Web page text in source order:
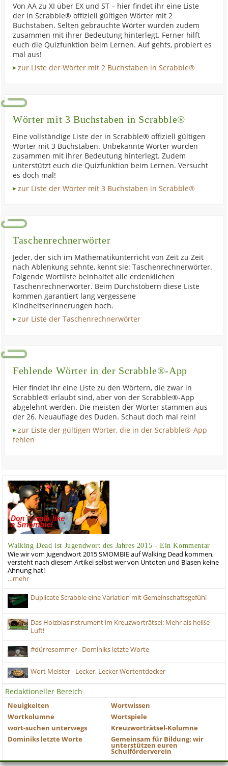
Von AA zu XI über EX und ST – hier findet ihr eine Liste
der in Scrabble® offiziell gültigen Wörter mit 2
Buchstaben. Selten gebrauchte Wörter wurden zudem
zusammen mit ihrer Bedeutung hinterlegt. Ferner hilft
euch die Quizfunktion beim Lernen. Auf gehts, probiert es
mal aus!
zur Liste der Wörter mit 2 Buchstaben in Scrabble®
Wörter mit 3 Buchstaben in Scrabble®
Eine vollständige Liste der in Scrabble® offiziell gültigen
Wörter mit 3 Buchstaben. Unbekannte Wörter wurden
zusammen mit ihrer Bedeutung hinterlegt. Zudem
unterstützt euch die Quizfunktion beim Lernen. Versucht
es doch mal!
zur Liste der Wörter mit 3 Buchstaben in Scrabble®
Taschenrechnerwörter
Jeder, der sich im Mathematikunterricht von Zeit zu Zeit
nach Ablenkung sehnte, kennt sie: Taschenrechnerwörter.
Folgende Wortliste beinhaltet alle erdenklichen
Taschenrechnerwörter. Beim Durchstöbern diese Liste
kommen garantiert lang vergessene
Kindheitserinnerungen hoch.
zur Liste der Taschenrechnerwörter
Fehlende Wörter in der Scrabble®-App
Hier findet ihr eine Liste zu den Wörtern, die zwar in
Scrabble® erlaubt sind, aber von der Scrabble®-App
abgelehnt werden. Die meisten der Wörter stammen aus
der 26. Neuauflage des Duden. Schaut doch mal rein!
zur Liste der gültigen Wörter, die in der Scrabble®-App
fehlen
Walking Dead ist Jugendwort des Jahres 2015 - Ein Kommentar
Wie wir vom Jugendwort 2015 SMOMBIE auf Walking Dead kommen,
versteht nach diesem Artikel selbst wer von Untoten und Blasen keine
Ahnung hat!
…mehr
Duplicate Scrabble eine Variation mit Gemeinschaftsgefühl
Das Holzblasinstrument im Kreuzworträtsel: Mehr als heiße
Luft!
#dürresommer - Dominiks letzte Worte
Wort Meister - Lecker, Lecker Wortentdecker
Redaktioneller Bereich
Neuigkeiten
Wortwissen
Wortkolumne
Wortspiele
wort-suchen unterwegs
Kreuzworträtsel-Kolumne
Dominiks letzte Worte
Gemeinsam für Bildung: wir
unterstützen euren
Schulförderverein